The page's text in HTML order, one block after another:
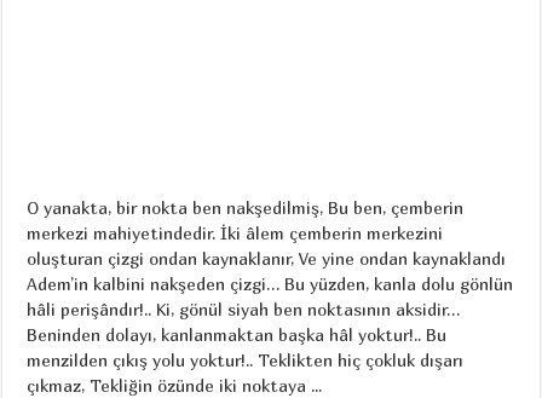
O yanakta, bir nokta ben nakşedilmiş, Bu ben, çemberin
merkezi mahiyetindedir. İki âlem çemberin merkezini
oluşturan çizgi ondan kaynaklanır, Ve yine ondan kaynaklandı
Adem’in kalbini nakşeden çizgi… Bu yüzden, kanla dolu gönlün
hâli perişândır!.. Ki, gönül siyah ben noktasının aksidir…
Beninden dolayı, kanlanmaktan başka hâl yoktur!.. Bu
menzilden çıkış yolu yoktur!.. Teklikten hiç çokluk dışarı
çıkmaz, Tekliğin özünde iki noktaya ...